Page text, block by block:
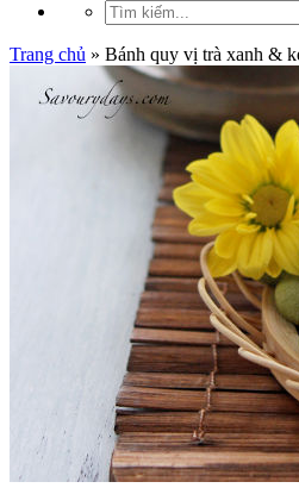
Trang chủ » Bánh quy vị trà xanh &